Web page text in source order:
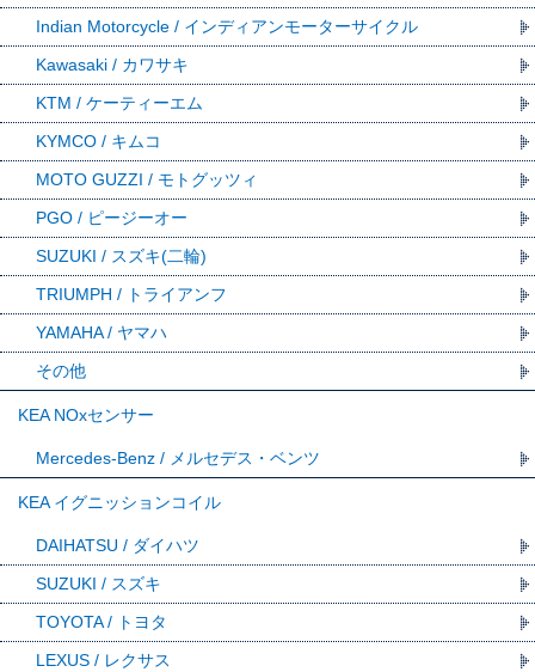
Indian Motorcycle / インディアンモーターサイクル
Kawasaki / カワサキ
KTM / ケーティーエム
KYMCO / キムコ
MOTO GUZZI / モトグッツィ
PGO / ピージーオー
SUZUKI / スズキ(二輪)
TRIUMPH / トライアンフ
YAMAHA / ヤマハ
その他
KEA NOxセンサー
Mercedes-Benz / メルセデス・ベンツ
KEA イグニッションコイル
DAIHATSU / ダイハツ
SUZUKI / スズキ
TOYOTA / トヨタ
LEXUS / レクサス